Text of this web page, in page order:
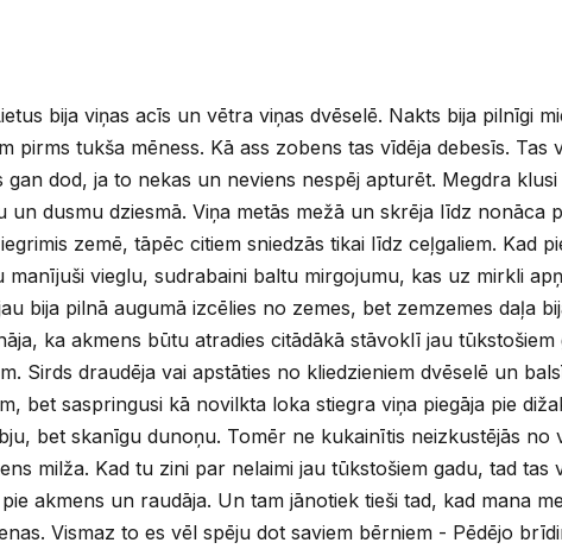
bija viņas acīs un vētra viņas dvēselē. Nakts bija pilnīgi
pirms tukša mēness. Kā ass zobens tas vīdēja debesīs. Tas
dod, ja to nekas un neviens nespēj apturēt. Megdra klusi
un dusmu dziesmā. Viņa metās mežā un skrēja līdz nonāca
zemē, tāpēc citiem sniedzās tikai līdz ceļgaliem. Kad
manījuši vieglu, sudrabaini baltu mirgojumu, kas uz mirkli
bija pilnā augumā izcēlies no zemes, bet zemzemes daļa
ka akmens būtu atradies citādākā stāvoklī jau tūkstošiem
Sirds draudēja vai apstāties no kliedzieniem dvēselē un
bet saspringusi kā novilkta loka stiegra viņa piegāja pie
bet skanīgu dunoņu. Tomēr ne kukainītis neizkustējās no
milža. Kad tu zini par nelaimi jau tūkstošiem gadu, tad
akmens un raudāja. Un tam jānotiek tieši tad, kad mana
Vismaz to es vēl spēju dot saviem bērniem - Pēdējo